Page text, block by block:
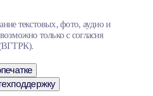
текстовых, фото, аудио и
только с согласия
(ВГТРК).